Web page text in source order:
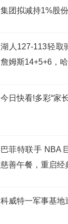
集团拟减持1%股
湖人127-113轻取
詹姆斯14+5+6，
今日快看!多彩“家
巴菲特联手 NBA
慈善午餐，重启经
科威特一军事基地